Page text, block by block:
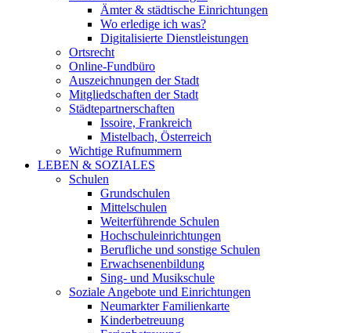
Ämter & städtische Einrichtungen
Wo erledige ich was?
Digitalisierte Dienstleistungen
Ortsrecht
Online-Fundbüro
Auszeichnungen der Stadt
Mitgliedschaften der Stadt
Städtepartnerschaften
Issoire, Frankreich
Mistelbach, Österreich
Wichtige Rufnummern
LEBEN & SOZIALES
Schulen
Grundschulen
Mittelschulen
Weiterführende Schulen
Hochschuleinrichtungen
Berufliche und sonstige Schulen
Erwachsenenbildung
Sing- und Musikschule
Soziale Angebote und Einrichtungen
Neumarkter Familienkarte
Kinderbetreuung